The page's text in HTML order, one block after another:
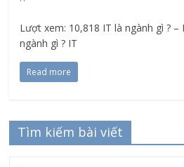
Lượt xem: 10,818 IT là ngành gì ? –
ngành gì ? IT
Read more
Tìm kiếm bài viết